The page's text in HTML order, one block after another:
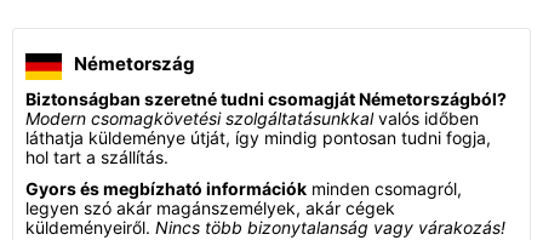
Németország
Biztonságban szeretné tudni csomagját Németországból?
Modern csomagkövetési szolgáltatásunkkalvalós időben
láthatja küldeménye útját, így mindig pontosan tudni fogja,
hol tart a szállítás.
Gyors és megbízható információk minden csomagról,
legyen szó akár magánszemélyek, akár cégek
küldeményeiről. Nincs több bizonytalanság vagy várakozás!